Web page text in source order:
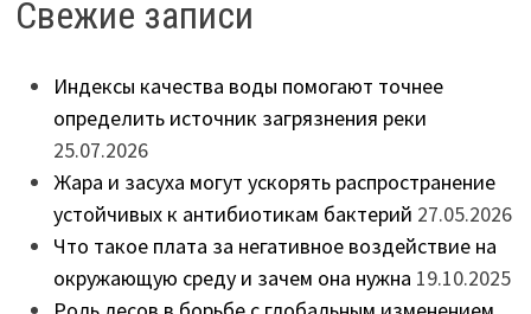
Свежие записи
Индексы качества воды помогают точнее
определить источник загрязнения реки
25.07.2026
Жара и засуха могут ускорять распространение
устойчивых к антибиотикам бактерий 27.05.2026
Что такое плата за негативное воздействие на
окружающую среду и зачем она нужна 19.10.2025